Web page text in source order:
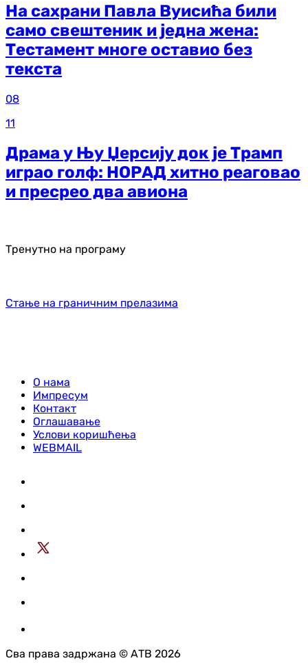
На сахрани Павла Вуисића били
само свештеник и једна жена:
Тестамент многе оставио без
текста
08
11
Драма у Њу Џерсију док је Трамп
играо голф: НОРАД хитно реаговао
и пресрео два авиона
Тренутно на програму
Стање на граничним прелазима
О нама
Импресум
Контакт
Оглашавање
Услови коришћења
WEBMAIL
Сва права задржана © АТВ 2026